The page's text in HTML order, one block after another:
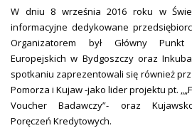
W dniu 8 września 2016 roku w
informacyjne dedykowane
Organizatorem był Główny Punkt
Europejskich w Bydgoszczy oraz
spotkaniu zaprezentowali się również
Pomorza i Kujaw -jako lider projektu pt.
Voucher Badawczy”- oraz
Poręczeń Kredytowych.